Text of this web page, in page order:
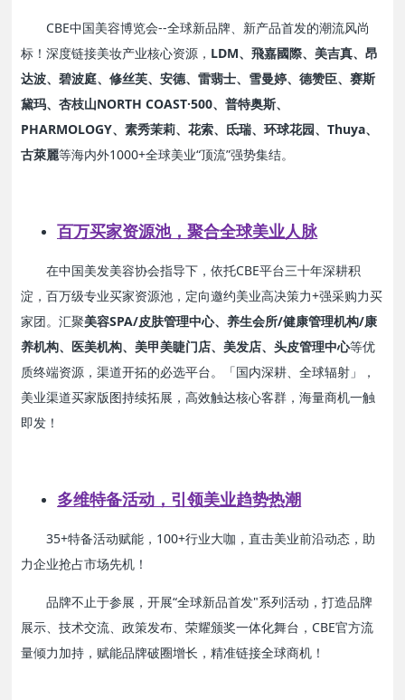
CBE中国美容博览会--全球新品牌、新产品首发的潮流风尚
标！深度链接美妆产业核心资源， LDM、飛嘉國際、美吉真、昂
达波、碧波庭、修丝芙、安德、雷翡士、雪曼婷、德赞臣、赛斯
黛玛、杏枝山NORTH COAST·500、普特奥斯、
PHARMOLOGY、素秀茉莉、花索、氐瑞、环球花园、Thuya、
古萊麗等海内外1000+全球美业“顶流”强势集结。
百万买家资源池，聚合全球美业人脉
在中国美发美容协会指导下，依托CBE平台三十年深耕积
淀，百万级专业买家资源池，定向邀约美业高决策力+强采购力买
家团。汇聚美容SPA/皮肤管理中心、养生会所/健康管理机构/康
养机构、医美机构、美甲美睫门店、美发店、头皮管理中心等优
质终端资源，渠道开拓的必选平台。「国内深耕、全球辐射」，
美业渠道买家版图持续拓展，高效触达核心客群，海量商机一触
即发！
多维特备活动，引领美业趋势热潮
35+特备活动赋能，100+行业大咖，直击美业前沿动态，助
力企业抢占市场先机！
品牌不止于参展，开展“全球新品首发"系列活动，打造品牌
展示、技术交流、政策发布、荣耀颁奖一体化舞台，CBE官方流
量倾力加持，赋能品牌破圈增长，精准链接全球商机！